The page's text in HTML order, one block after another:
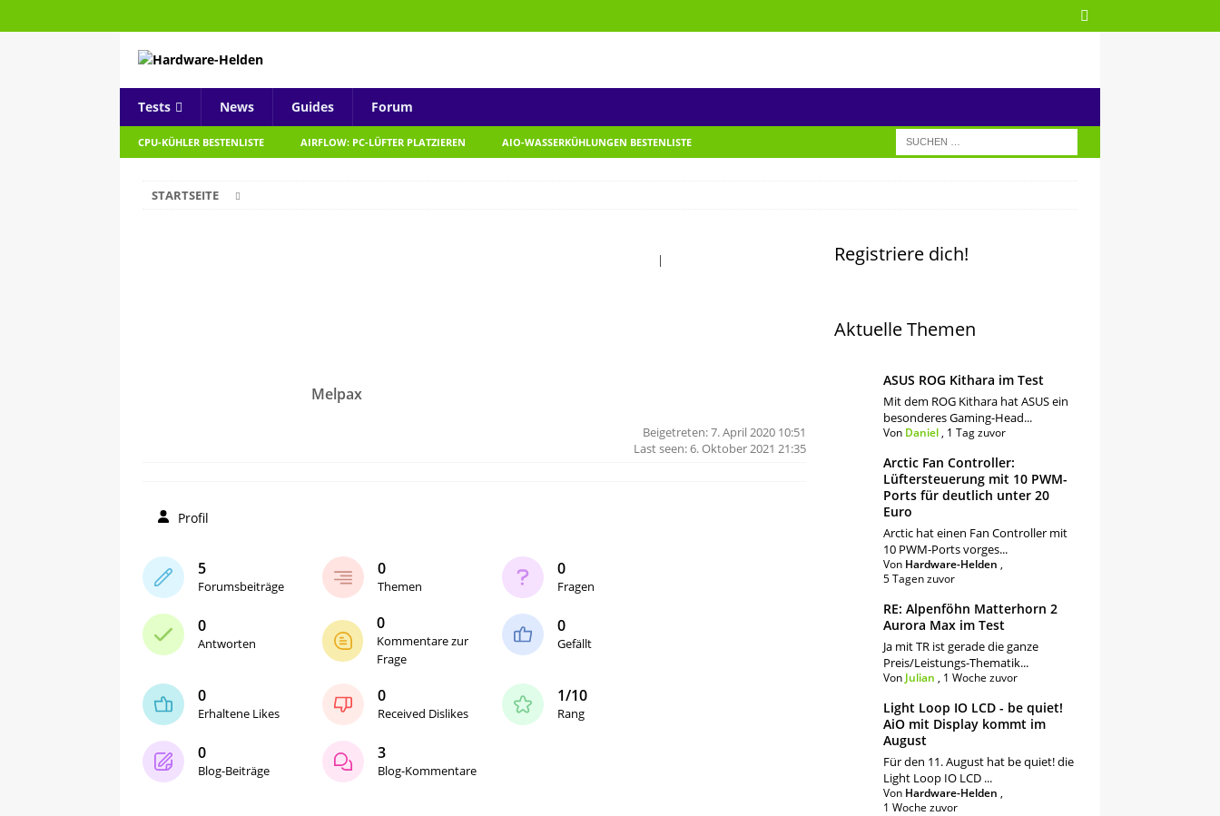
Tests News Guides Forum
CPU-KÜHLER BESTENLISTE AIRFLOW: PC-LÜFTER PLATZIEREN AIO-WASSERKÜHLUNGEN BESTENLISTE
STARTSEITE
Melpax
|
Beigetreten: 7. April 2020 10:51
Last seen: 6. Oktober 2021 21:35
Profil
5
Forumsbeiträge
0
Themen
0
Fragen
0
Antworten
0
Kommentare zur
Frage
0
Gefällt
0
Erhaltene Likes
0
Received Dislikes
1/10
Rang
0
Blog-Beiträge
3
Blog-Kommentare
Registriere dich!
Aktuelle Themen
ASUS ROG Kithara im Test
Mit dem ROG Kithara hat ASUS ein
besonderes Gaming-Head...
Von Daniel, 1 Tag zuvor
Arctic Fan Controller:
Lüftersteuerung mit 10 PWM-
Ports für deutlich unter 20
Euro
Arctic hat einen Fan Controller mit
10 PWM-Ports vorges...
Von Hardware-Helden ,
5 Tagen zuvor
RE: Alpenföhn Matterhorn 2
Aurora Max im Test
Ja mit TR ist gerade die ganze
Preis/Leistungs-Thematik...
Von Julian , 1 Woche zuvor
Light Loop IO LCD - be quiet!
AiO mit Display kommt im
August
Für den 11. August hat be quiet! die
Light Loop IO LCD ...
Von Hardware-Helden ,
1 Woche zuvor